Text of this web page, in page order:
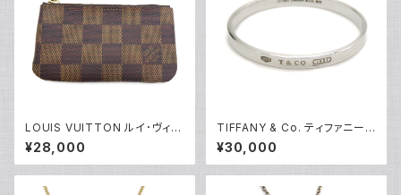
LOUIS VUITTON ルイ･ヴィト
ン ポシェットクレ ダミエ エベヌ
コインケース N62658 Y0464
9
¥28,000
TIFFANY & Co. ティファニー 1
837 ナロー バングル ブレスレ
ット シルバー925 Y04751
¥30,000